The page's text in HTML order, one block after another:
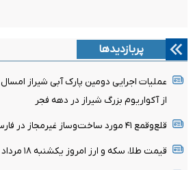
پربازدیدها
عملیات اجرایی دومین پارک آبی شیراز
از آکواریوم بزرگ شیراز در دهه فجر
قلع‌وقمع ۴۱ مورد ساخت‌وساز غیرمجاز در فارس
قیمت طلا، سکه و ارز امروز یکشنبه ۱۸ مرداد ۱۴۰۵